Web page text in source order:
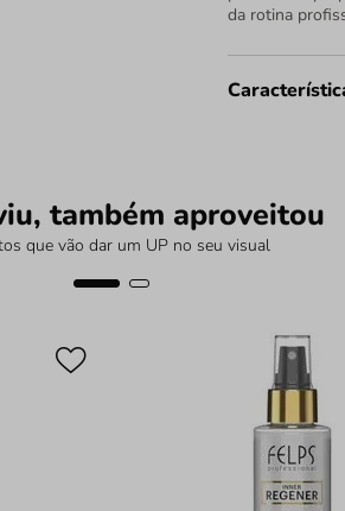
da rotina
também aproveitou
que vão dar um UP no seu visual